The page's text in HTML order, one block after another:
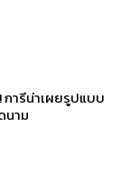
การีน่าเผยรูปแบบ
นาม